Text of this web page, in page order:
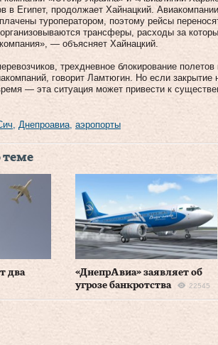
в Египет, продолжает Хайнацкий.
туроператором, поэтому рейсы
трансферы, расходы за
— объясняет Хайнацкий.
трехдневное блокирование
говорит Ламтюгин. Но если закрытие
— эта ситуация может привести к
, Днепроавиа, аэропорты
два
«ДнепрАвиа» заявляет об
угрозе банкротства
22545